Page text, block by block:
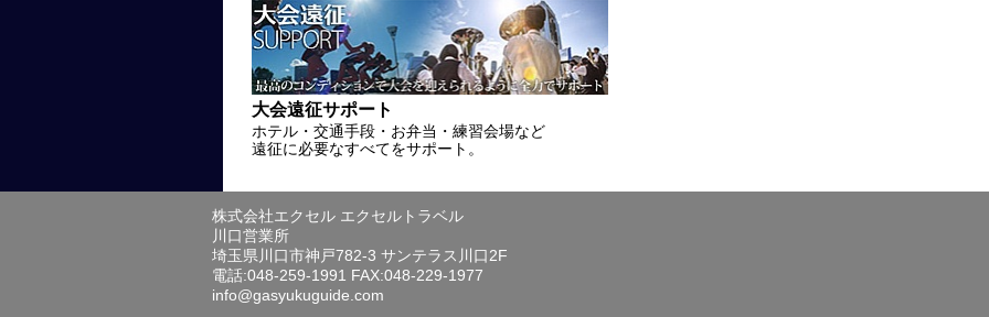
大会遠征サポート
ホテル・交通手段・お弁当・練習会場など
遠征に必要なすべてをサポート。
株式会社エクセル エクセルトラベル
川口営業所
埼玉県川口市神戸782-3 サンテラス川口2F
電話:048-259-1991 FAX:048-229-1977
info@gasyukuguide.com